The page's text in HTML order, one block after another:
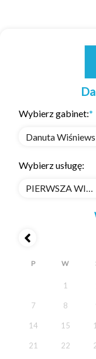
Wybierz gabinet:*
Wybierz usługę:
PIERWSZA WIZYTA fizjoterapia
P W
1
7 8
14 15
21 22